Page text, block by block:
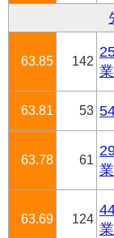
63.85 142
63.81 53
63.78 61
63.69 124